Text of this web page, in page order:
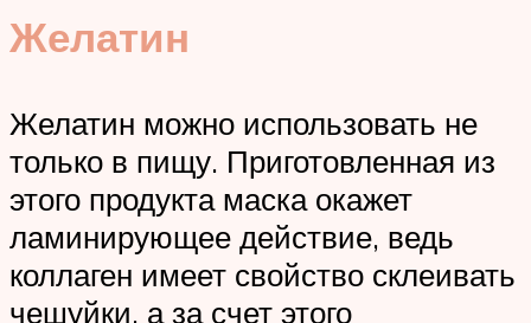
Желатин
Желатин можно использовать не
только в пищу. Приготовленная из
этого продукта маска окажет
ламинирующее действие, ведь
коллаген имеет свойство склеивать
чешуйки, а за счет этого